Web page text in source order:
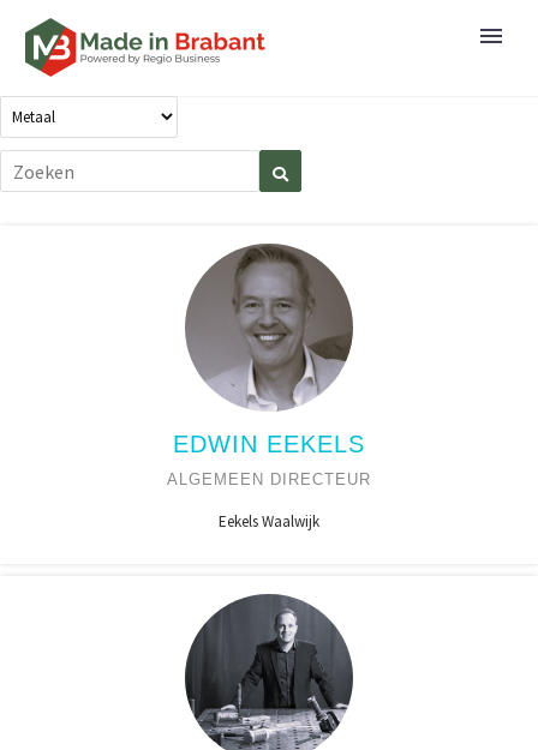
EDWIN EEKELS
ALGEMEEN DIRECTEUR
Eekels Waalwijk